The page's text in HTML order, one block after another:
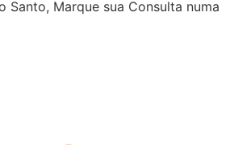
Santo, Marque sua Consulta numa